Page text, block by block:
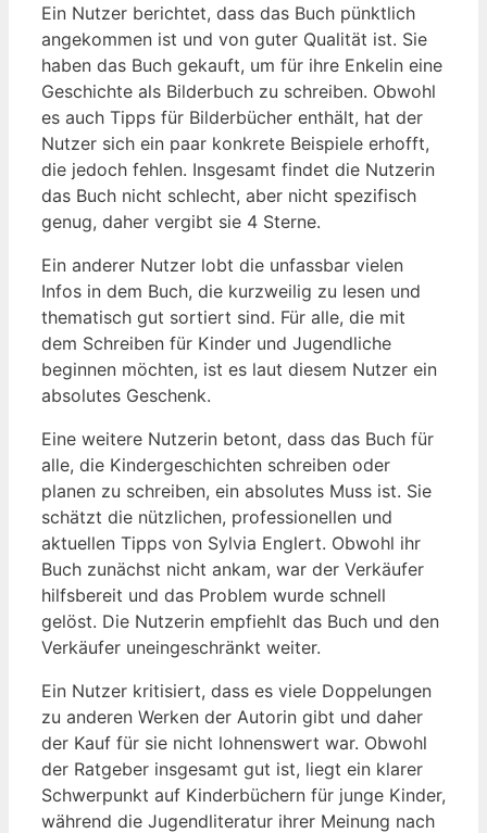
Ein Nutzer berichtet, dass das Buch pünktlich
angekommen ‍ist und von guter Qualität ist. Sie
haben das Buch gekauft, um ‍für ihre Enkelin eine
Geschichte​ als Bilderbuch zu​ schreiben. Obwohl
es auch‍ Tipps⁢ für ‌Bilderbücher enthält,⁢ hat der
Nutzer sich ein paar konkrete⁢ Beispiele erhofft,
die jedoch fehlen. Insgesamt findet die Nutzerin
das ⁢Buch nicht schlecht, aber​ nicht spezifisch
genug,⁤ daher vergibt⁤ sie 4 Sterne.
Ein anderer Nutzer lobt die unfassbar‍ vielen
⁣Infos in ⁢dem Buch, die kurzweilig​ zu lesen und
thematisch gut sortiert sind. Für alle, die ⁢mit
dem⁤ Schreiben für⁢ Kinder und ⁤Jugendliche
⁤beginnen möchten, ist es laut ‌diesem Nutzer ein
absolutes Geschenk.
Eine weitere Nutzerin betont,⁢ dass das Buch​ für
alle, ⁤die Kindergeschichten schreiben‍ oder
planen​ zu schreiben, ein absolutes Muss ist. Sie
schätzt die nützlichen, professionellen und
aktuellen Tipps von Sylvia Englert. Obwohl ihr
Buch zunächst nicht ankam, war der Verkäufer
hilfsbereit und das Problem wurde ⁢schnell
gelöst. ​Die ​Nutzerin empfiehlt ⁤das Buch ⁣und den
Verkäufer uneingeschränkt weiter.
Ein Nutzer kritisiert, dass es viele Doppelungen
zu anderen Werken der Autorin gibt und daher
der Kauf für​ sie⁤ nicht lohnenswert​ war. Obwohl
‌der Ratgeber insgesamt gut ist, liegt ein klarer ​
Schwerpunkt auf Kinderbüchern für‌ junge⁤ Kinder,
während die Jugendliteratur ihrer Meinung nach